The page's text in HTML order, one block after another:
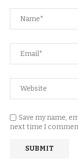
Save my name,
next time I